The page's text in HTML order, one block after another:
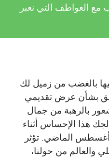
العواطف التي نعبر
بالغضب من زميل لك
بشأن عرض تقديمي
بالرهبة من جمال
هذا الإحساس أثناء
الماضي. تؤثر
والعالم من حولنا،